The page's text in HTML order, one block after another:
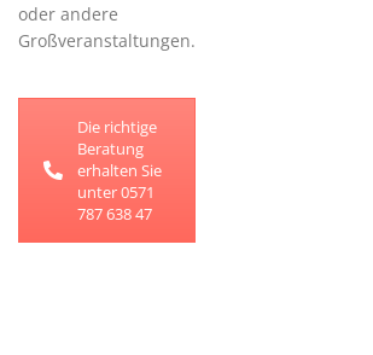
oder andere
Großveranstaltungen.
Die richtige
Beratung
erhalten Sie
unter 0571
787 638 47